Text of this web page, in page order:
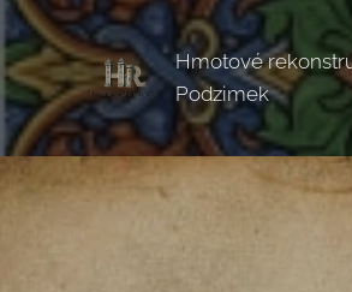
Hmotové
Podzimek